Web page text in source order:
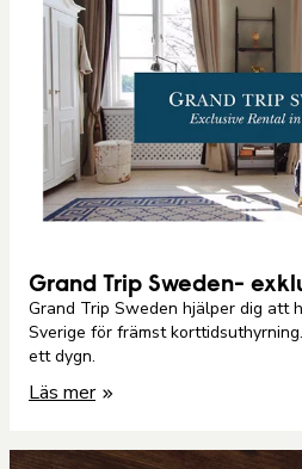
Grand Trip Sweden-
Grand Trip Sweden hjälper dig att
Sverige för främst
ett dygn.
Läs mer